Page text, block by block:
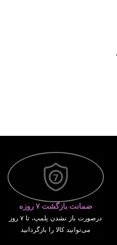
ضمانت بازگشت ۷ روزه
درصورت باز نشدن پلمپ، تا ۷ روز
می‌توانید کالا را بازگردانید